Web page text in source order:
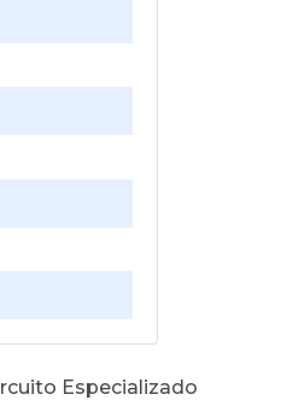
Especializado